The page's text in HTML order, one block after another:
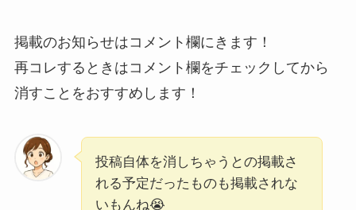
掲載のお知らせはコメント欄にきます！
再コレするときはコメント欄をチェックしてから
消すことをおすすめします！
投稿自体を消しちゃうとの掲載さ
れる予定だったものも掲載されな
いもんね😭